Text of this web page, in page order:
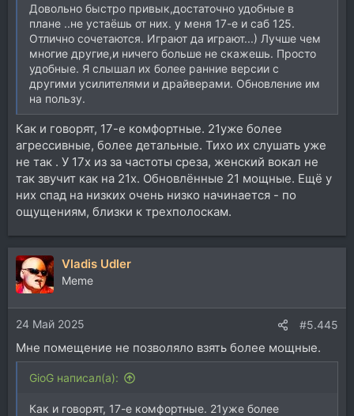
Довольно быстро привык,достаточно удобные в
плане ..не устаёшь от них. у меня 17-е и саб 125.
Отлично сочетаются. Играют да играют...) Лучше чем
многие другие,и ничего больше не скажешь. Просто
удобные. Я слышал их более ранние версии с
другими усилителями и драйверами. Обновление им
на пользу.
Как и говорят, 17-е комфортные. 21уже более
агрессивные, более детальные. Тихо их слушать уже
не так . У 17х из за частоты среза, женский вокал не
так звучит как на 21х. Обновлённые 21 мощные. Ещё у
них спад на низких очень низко начинается - по
ощущениям, близки к трехполоскам.
Vladis Udler
Memе
24 Май 2025 #5.445
Мне помещение не позволяло взять более мощные.
GioG написал(а):
Как и говорят, 17-е комфортные. 21уже более